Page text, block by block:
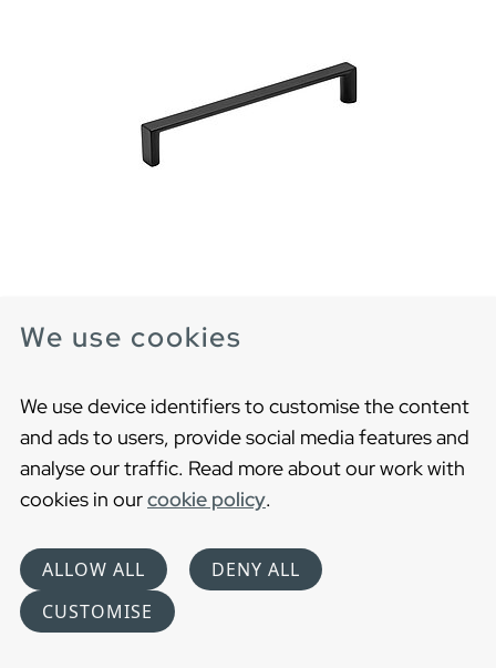
We use cookies
We use device identifiers to customise the content
and ads to users, provide social media features and
analyse our traffic. Read more about our work with
cookies in ourcookie policy.
ALLOW ALL
DENY ALL
CUSTOMISE
Vedin H4